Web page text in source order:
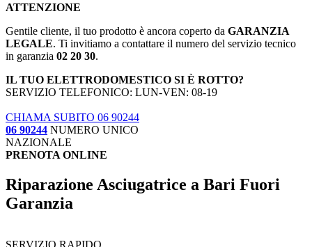
ATTENZIONE
Gentile cliente, il tuo prodotto è ancora coperto da GARANZIA
LEGALE. Ti invitiamo a contattare il numero del servizio tecnico
in garanzia 02 20 30.
IL TUO ELETTRODOMESTICO SI È ROTTO?
SERVIZIO TELEFONICO: LUN-VEN: 08-19
CHIAMA SUBITO 06 90244
06 90244 NUMERO UNICO
NAZIONALE
PRENOTA ONLINE
Riparazione Asciugatrice a Bari Fuori
Garanzia